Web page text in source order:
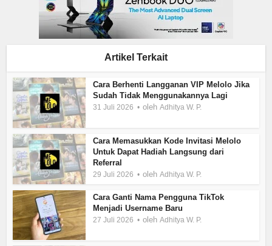
Artikel Terkait
Cara Berhenti Langganan VIP Melolo Jika
Sudah Tidak Menggunakannya Lagi
31 Juli 2026 olehAdhitya W. P.
Cara Memasukkan Kode Invitasi Melolo
Untuk Dapat Hadiah Langsung dari
Referral
29 Juli 2026 olehAdhitya W. P.
Cara Ganti Nama Pengguna TikTok
Menjadi Username Baru
27 Juli 2026 olehAdhitya W. P.